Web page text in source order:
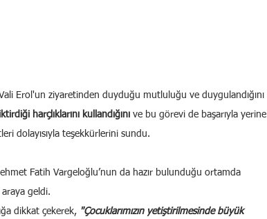
Erol'un ziyaretinden duyduğu mutluluğu ve duygulandığını
harçlıklarını kullandığını ve bu görevi de başarıyla yerine
dolayısıyla teşekkürlerini sundu.
Fatih Vargeloğlu’nun da hazır bulunduğu ortamda
geldi.
dikkat çekerek, "Çocuklarımızın yetiştirilmesinde büyük